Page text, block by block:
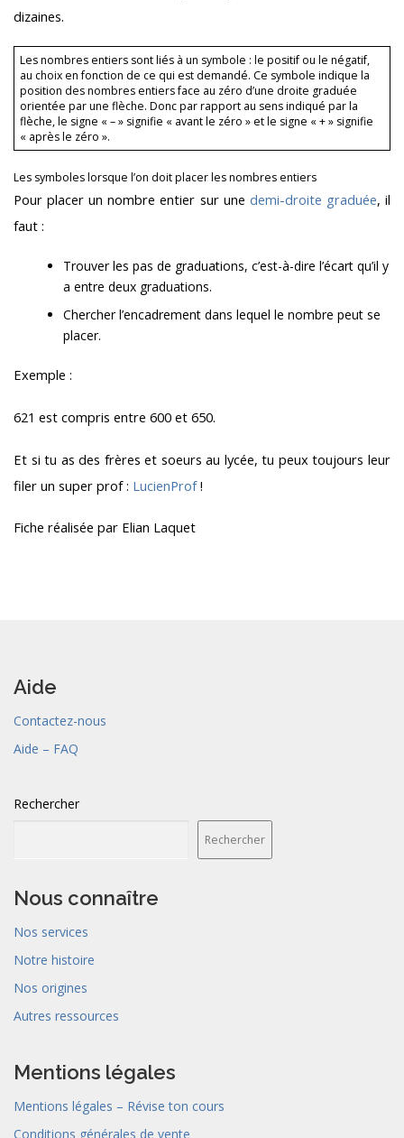
dizaines.
Les nombres entiers sont liés à un symbole : le positif ou le négatif,
au choix en fonction de ce qui est demandé. Ce symbole indique la
position des nombres entiers face au zéro d’une droite graduée
orientée par une flèche. Donc par rapport au sens indiqué par la
flèche, le signe « – » signifie « avant le zéro » et le signe « + » signifie
« après le zéro ».
Les symboles lorsque l’on doit placer les nombres entiers
Pour placer un nombre entier sur une demi-droite graduée, il
faut :
Trouver les pas de graduations, c’est-à-dire l’écart qu’il y
a entre deux graduations.
Chercher l’encadrement dans lequel le nombre peut se
placer.
Exemple :
621 est compris entre 600 et 650.
Et si tu as des frères et soeurs au lycée, tu peux toujours leur
filer un super prof : LucienProf!
Fiche réalisée par Elian Laquet
Aide
Contactez-nous
Aide – FAQ
Rechercher
Rechercher
Nous connaître
Nos services
Notre histoire
Nos origines
Autres ressources
Mentions légales
Mentions légales – Révise ton cours
Conditions générales de vente